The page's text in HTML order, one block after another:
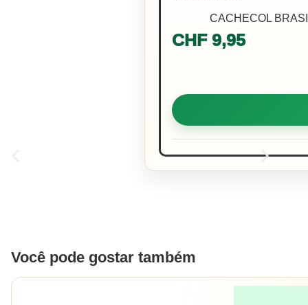
CACHECOL
CHF9,95
Você pode gostar também